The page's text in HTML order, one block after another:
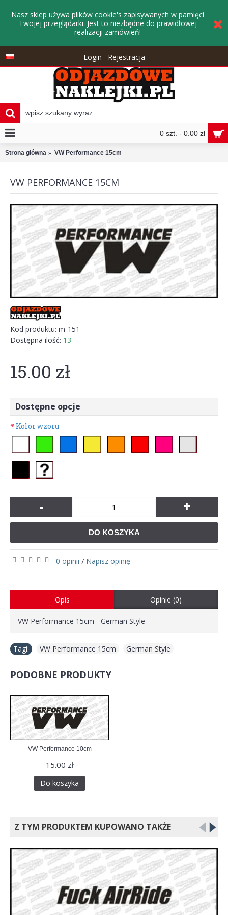
Nasz sklep używa plików cookie's zapisywanych w pamięci
Twojej przeglądarki. Jest to niezbędne do prawidłowej
realizacji zamówień!
Login Rejestracja
0 szt. - 0.00 zł
Strona główna VW Performance 15cm
VW PERFORMANCE 15CM
Kod produktu: m-151
Dostępna ilość: 13
15.00 zł
Dostępne opcje
Kolor wzoru
- +
DO KOSZYKA
0 opinii / Napisz opinię
Opis Opinie (0)
VW Performance 15cm - German Style
Tagi: VW Performance 15cm German Style
PODOBNE PRODUKTY
VW Performance 10cm
15.00 zł
Do koszyka
Z TYM PRODUKTEM KUPOWANO TAKŻE